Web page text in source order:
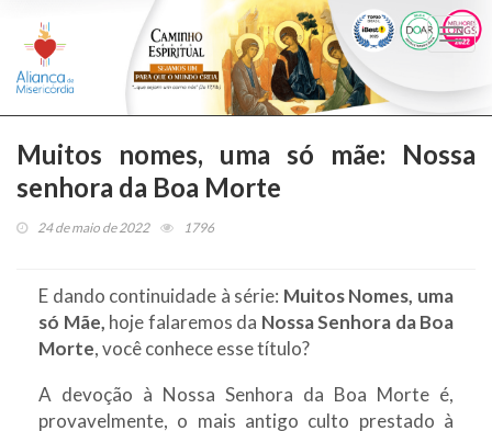
Muitos nomes, uma só mãe: Nossa
senhora da Boa Morte
24 de maio de 2022 1796
E dando continuidade à série: Muitos Nomes, uma
só Mãe, hoje falaremos da Nossa Senhora da Boa
Morte, você conhece esse título?
A devoção à Nossa Senhora da Boa Morte é,
provavelmente, o mais antigo culto prestado à